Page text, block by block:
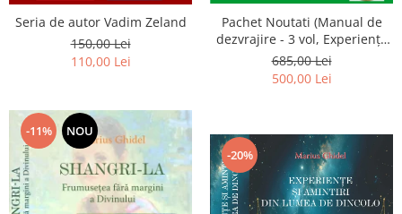
Seria de autor Vadim Zeland
150,00 Lei
110,00 Lei
Pachet Noutati (Manual de
dezvrajire - 3 vol, Experiențe
și amintiri, Rugăciunile
Luceafarului de dimineata) -
Marius Ghidel
685,00 Lei
500,00 Lei
-11% NOU
-20%